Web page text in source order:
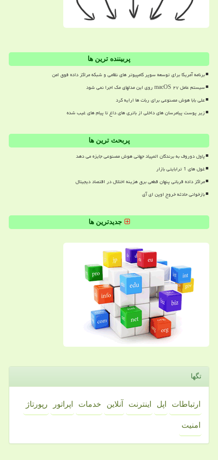
پربیننده ترین ها
برنامه آمریکا برای توسعه سوپر کامپیوتر های نظامی و شبکه مراکز داده فوق امن
سیستم عامل macOS ۲۷ روی این مدلهای مک اجرا نمی شود
علی بابا هوش مصنوعی برای ربات ها ارایه کرد
زیر پوست پیامرسان های داخلی از باتری های داغ تا پیام های غیب شده
پربحث ترین ها
پاول دوروف به برندگان المپیاد جهانی هوش مصنوعی جایزه می دهد
غول های 1 ترابایتی بازار
مراکز داده قربانی پنهان قطعی برق هزینه اختلال در اقتصاد دیجیتال
بازخوانی حادثه خروج اوپن ای آی
جدیدترین ها
تگها
ارتباطات اپل اینترنت آنلاین خدمات اپراتور رپورتاژ
امنیت